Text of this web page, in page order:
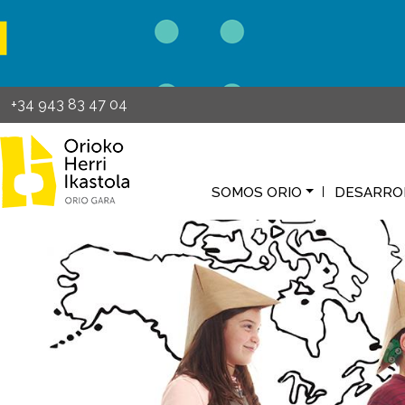
Pasar al contenido principal
+34 943 83 47 04
SOMOS ORIO